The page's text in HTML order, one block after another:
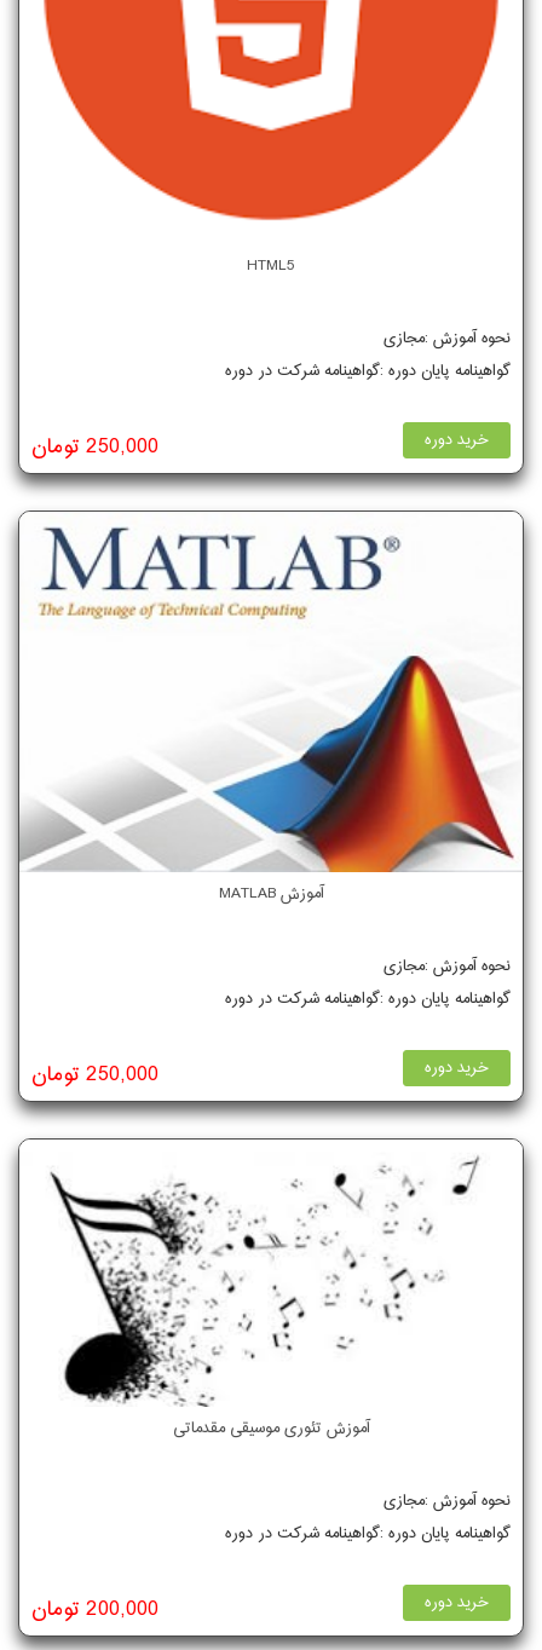
HTML5
نحوه آموزش :مجازی
گواهینامه پایان دوره :گواهینامه شرکت در دوره
خرید دوره 250,000 تومان
آموزش MATLAB
نحوه آموزش :مجازی
گواهینامه پایان دوره :گواهینامه شرکت در دوره
خرید دوره 250,000 تومان
آموزش تئوری موسیقی مقدماتی
نحوه آموزش :مجازی
گواهینامه پایان دوره :گواهینامه شرکت در دوره
خرید دوره 200,000 تومان